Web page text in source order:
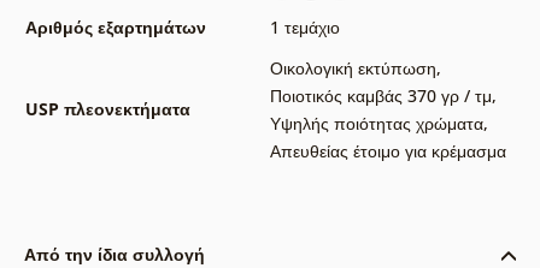
Αριθμός εξαρτημάτων
1 τεμάχιο
USP πλεονεκτήματα
Οικολογική εκτύπωση,
Ποιοτικός καμβάς 370 γρ / τμ,
Υψηλής ποιότητας χρώματα,
Απευθείας έτοιμο για κρέμασμα
Από την ίδια συλλογή